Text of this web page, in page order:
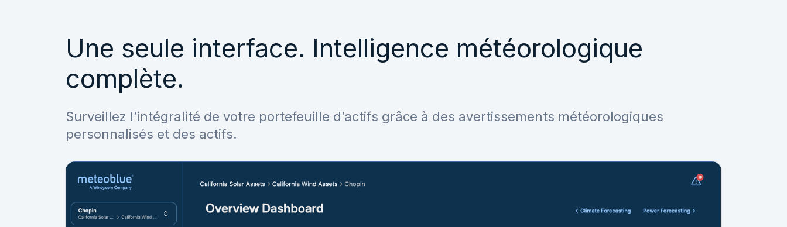
Une seule interface. Intelligence météorologique
complète.
Surveillez l’intégralité de votre portefeuille d’actifs grâce à des avertissements météorologiques
personnalisés et des actifs.